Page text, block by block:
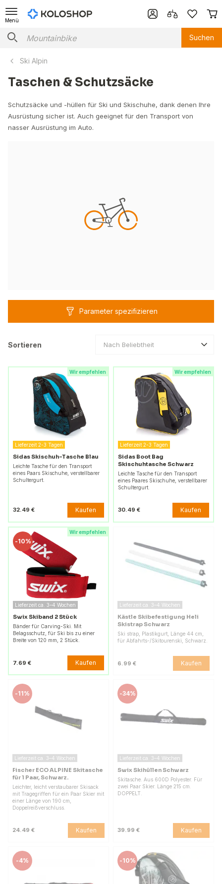
Menü
Suchen
Ski Alpin
Taschen & Schutzsäcke
Schutzsäcke und -hüllen für Ski und Skischuhe, dank denen Ihre
Ausrüstung sicher ist. Auch geeignet für den Transport von
nasser Ausrüstung im Auto.
Parameter spezifizieren
Sortieren Nach Beliebtheit
Wir empfehlen
Lieferzeit 2-3 Tagen
Sidas Skischuh-Tasche Blau
Leichte Tasche für den Transport
eines Paars Skischuhe, verstellbarer
Schultergurt.
32.49 € Kaufen
Wir empfehlen
Lieferzeit 2-3 Tagen
Sidas Boot Bag
Skischuhtasche Schwarz
Leichte Tasche für den Transport
eines Paares Skischuhe, verstellbarer
Schultergurt.
30.49 € Kaufen
Wir empfehlen
-10%
Lieferzeit ca. 3–4 Wochen
Swix Skiband 2 Stück
Bänder für Carving-Ski. Mit
Belagsschutz, für Ski bis zu einer
Breite von 120 mm, 2 Stück.
7.69 € Kaufen
Lieferzeit ca. 3–4 Wochen
Kästle Skibefestigung Heli
Skistrap Schwarz
Ski strap, Plastikgurt, Länge 44 cm,
für Abfahrts-/Skitourenski, Schwarz.
6.99 € Kaufen
-11%
Lieferzeit ca. 3–4 Wochen
Fischer ECO ALPINE Skitasche
für 1 Paar, Schwarz.
Leichter, leicht verstaubarer Skisack
mit Tragegriffen für ein Paar Skier mit
einer Länge von 190 cm,
Doppelreißverschluss.
24.49 € Kaufen
-34%
Lieferzeit ca. 3–4 Wochen
Swix Skihüllen Schwarz
Skitasche. Aus 600D Polyester. Für
zwei Paar Skier. Länge 215 cm.
DOPPELT.
39.99 € Kaufen
-4% -10%